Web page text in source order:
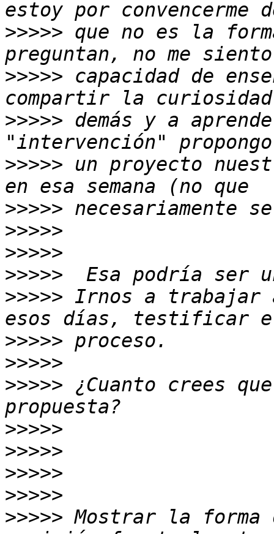
>>>>> que no es la
>>>>> capacidad de
>>>>> demás y a
>>>>> un proyecto
>>>>>
>>>>>
>>>>>
>>>>>
>>>>> Irnos a trabajar
>>>>>
>>>>>
>>>>> ¿Cuanto crees
>>>>>
>>>>>
>>>>>
>>>>>
>>>>> Mostrar la